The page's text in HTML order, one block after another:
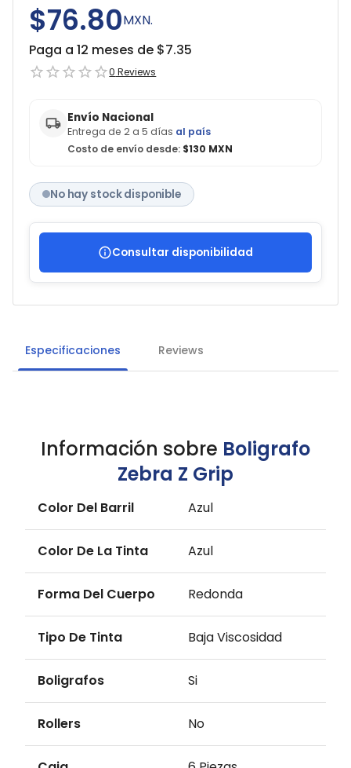
$76.80MXN.
Paga a 12 meses de $7.35
0 Reviews
Envío Nacional
Entrega de 2 a 5 días al país
Costo de envío desde: $130 MXN
No hay stock disponible
Consultar disponibilidad
Especificaciones Reviews
Información sobre Boligrafo
Zebra Z Grip
Color Del Barril Azul
Color De La Tinta Azul
Forma Del Cuerpo Redonda
Tipo De Tinta Baja Viscosidad
Boligrafos Si
Rollers No